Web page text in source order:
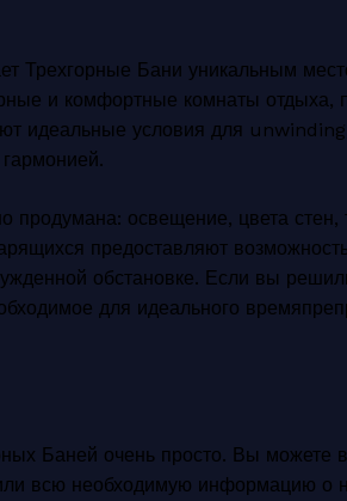
Трехгорные Бани уникальным
и комфортные комнаты отдыха,
идеальные условия для
продумана: освещение, цвета стен,
предоставляют
обстановке. Если вы
для идеального
Баней очень просто. Вы можете
всю необходимую информацию о